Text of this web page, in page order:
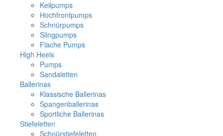
Keilpumps
Hochfrontpumps
Schnürpumps
Slingpumps
Flache Pumps
High Heels
Pumps
Sandaletten
Ballerinas
Klassische Ballerinas
Spangenballerinas
Sportliche Ballerinas
Stiefeletten
Schnürstiefeletten